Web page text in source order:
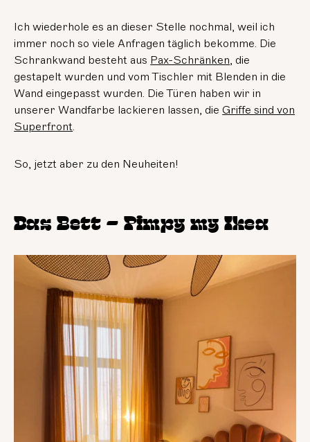
Ich wiederhole es an dieser Stelle nochmal, weil ich
immer noch so viele Anfragen täglich bekomme. Die
Schrankwand besteht aus Pax-Schränken, die
gestapelt wurden und vom Tischler mit Blenden in die
Wand eingepasst wurden. Die Türen haben wir in
unserer Wandfarbe lackieren lassen, dieGriffe sind von
Superfront.
So, jetzt aber zu den Neuheiten!
Das Bett – Pimpy my Ikea